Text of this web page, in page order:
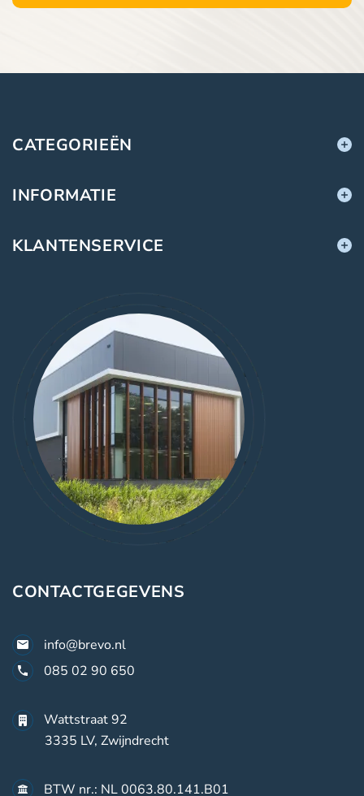
CATEGORIEËN
INFORMATIE
KLANTENSERVICE
CONTACTGEGEVENS
info@brevo.nl
085 02 90 650
Wattstraat 92
3335 LV, Zwijndrecht
BTW nr.: NL 0063.80.141.B01